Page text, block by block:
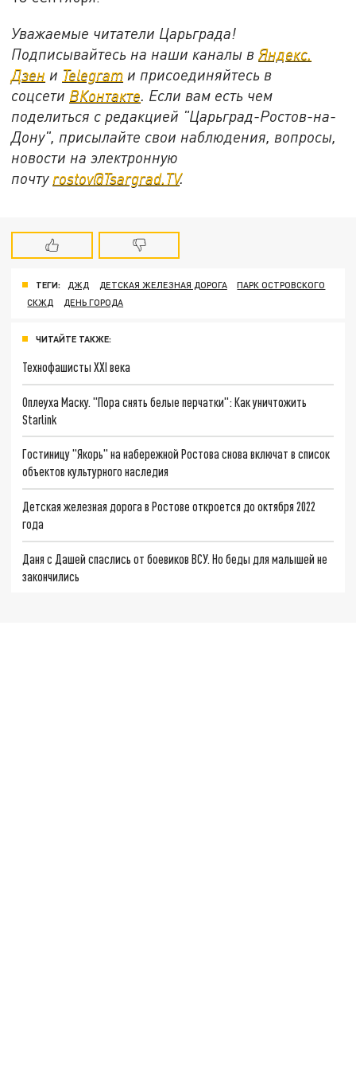
Уважаемые читатели Царьграда!
Подписывайтесь на наши каналы в Яндекс.
Дзен и Telegram и присоединяйтесь в
соцсети ВКонтакте . Если вам есть чем
поделиться с редакцией "Царьград-Ростов-на-
Дону", присылайте свои наблюдения, вопросы,
новости на электронную
почту rostov@Tsargrad.ТV.
ТЕГИ: ДЖД ДЕТСКАЯ ЖЕЛЕЗНАЯ ДОРОГА
ПАРК ОСТРОВСКОГО
СКЖД
ДЕНЬ ГОРОДА
ЧИТАЙТЕ ТАКЖЕ:
Технофашисты XXI века
Оплеуха Маску. "Пора снять белые перчатки": Как уничтожить
Starlink
Гостиницу "Якорь" на набережной Ростова снова включат в список
объектов культурного наследия
Детская железная дорога в Ростове откроется до октября 2022
года
Даня с Дашей спаслись от боевиков ВСУ. Но беды для малышей не
закончились